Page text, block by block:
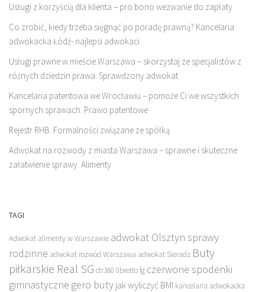
Usługi z korzyścią dla klienta – pro bono wezwanie do zapłaty
Co zrobić, kiedy trzeba sięgnąć po poradę prawną? Kancelaria
adwokacka Łódź- najlepsi adwokaci
Usługi prawne w mieście Warszawa – skorzystaj ze specjalistów z
różnych dziedzin prawa. Sprawdzony adwokat
Kancelaria patentowa we Wrocławiu – pomoże Ci we wszystkich
spornych sprawach. Prawo patentowe
Rejestr RHB. Formalności związane ze spółką
Adwokat na rozwody z miasta Warszawa – sprawne i skuteczne
załatwienie sprawy. Alimenty
TAGI
Adwokat alimenty w Warszawie adwokat Olsztyn sprawy
rodzinne adwokat rozwód Warszawa adwokat Sieradz Buty
piłkarskie Real SG ctr360 libretto fg czerwone spodenki
gimnastyczne gero buty jak wyliczyć BMI kancelaria adwokacka